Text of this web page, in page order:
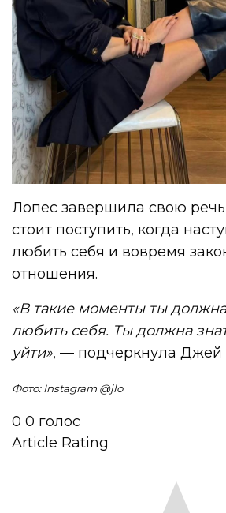
Лопес завершила свою
стоит поступить, когда
любить себя и вовремя
отношения.
«В такие моменты ты
любить себя. Ты должна
уйти», — подчеркнула Джей
Фото: Instagram @jlo
0 0 голос
Article Rating